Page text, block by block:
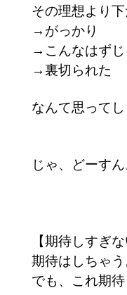
その理想より
→がっかり
→こんなはずじ
→裏切られた
なんて思って
じゃ、どーす
【期待しすぎな
期待はしちゃう
でも、これ期